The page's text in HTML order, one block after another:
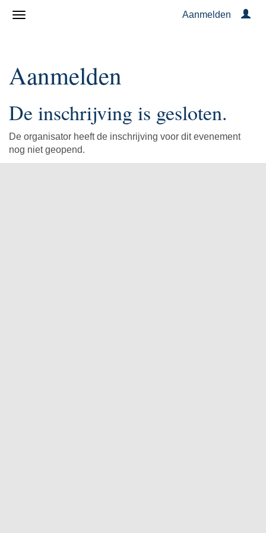
Aanmelden
Aanmelden
De inschrijving is gesloten.
De organisator heeft de inschrijving voor dit evenement
nog niet geopend.